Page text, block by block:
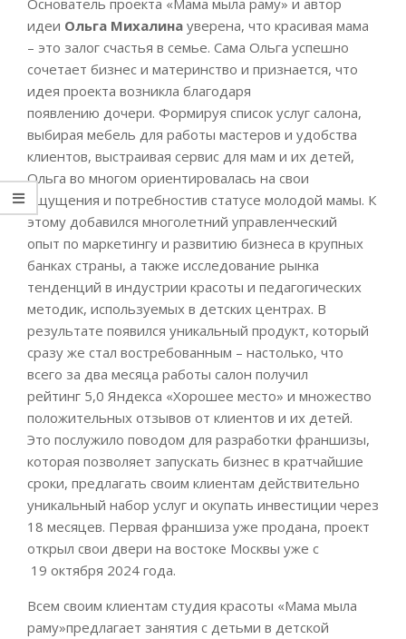
Основатель проекта «Мама мыла раму» и автор
идеи Ольга Михалина уверена, что красивая мама
– это залог счастья в семье. Сама Ольга успешно
сочетает бизнес и материнство и признается, что
идея проекта возникла благодаря
появлению дочери. Формируя список услуг салона,
выбирая мебель для работы мастеров и удобства
клиентов, выстраивая сервис для мам и их детей,
Ольга во многом ориентировалась на свои
ощущения и потребностив статусе молодой мамы. К
этому добавился многолетний управленческий
опыт по маркетингу и развитию бизнеса в крупных
банках страны, а также исследование рынка
тенденций в индустрии красоты и педагогических
методик, используемых в детских центрах. В
результате появился уникальный продукт, который
сразу же стал востребованным – настолько, что
всего за два месяца работы салон получил
рейтинг 5,0 Яндекса «Хорошее место» и множество
положительных отзывов от клиентов и их детей.
Это послужило поводом для разработки франшизы,
которая позволяет запускать бизнес в кратчайшие
сроки, предлагать своим клиентам действительно
уникальный набор услуг и окупать инвестиции через
18 месяцев. Первая франшиза уже продана, проект
открыл свои двери на востоке Москвы уже с
19 октября 2024 года.
Всем своим клиентам студия красоты «Мама мыла
раму»предлагает занятия с детьми в детской